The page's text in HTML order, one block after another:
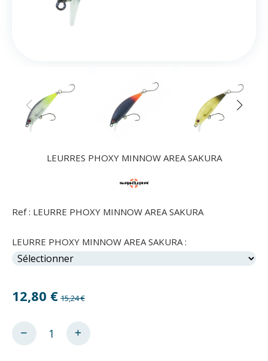
LEURRES PHOXY MINNOW AREA SAKURA
Ref : LEURRE PHOXY MINNOW AREA SAKURA
LEURRE PHOXY MINNOW AREA SAKURA :
12,80 € 15,24 €